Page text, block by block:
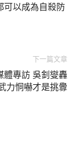
可以成為自殺防
下一篇文章
體專訪 吳釗燮轟
力恫嚇才是挑釁